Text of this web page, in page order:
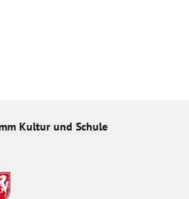
Kultur und Schule